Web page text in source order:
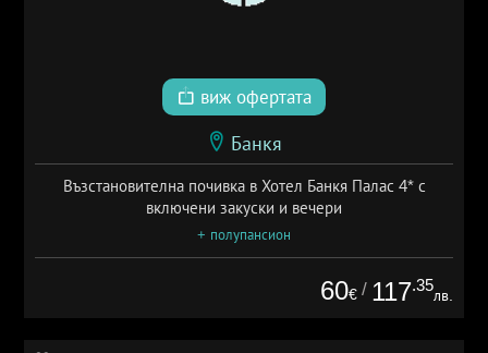
виж офертата
Банкя
Възстановителна почивка в Хотел Банкя Палас 4* с
включени закуски и вечери
+ полупансион
60€ / 117.35
лв.